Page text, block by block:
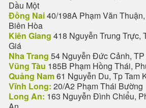
Dầu Một
Đồng Nai40/198A Phạm Văn
Biên Hòa
Kiên Giang 418 Nguyễn Trung Trực,
Giá
Nha Trang 54 Nguyễn Đức Cảnh, TP
Vũng Tàu 185B Phạm Hồng Thái,
Quảng Nam61 Nguyễn Du, Tp Tam
Vĩnh Long: 20/A2 Phạm Thái Bường
Long An: 163 Nguyễn Đình Chiểu,